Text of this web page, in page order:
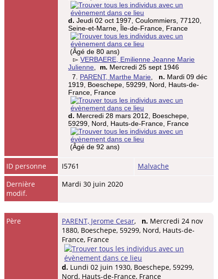
d. Jeudi 02 oct 1997, Coulommiers, 77120,
Seine-et-Marne, Île-de-France, France
(Âgé de 80 ans)
▻VERBAERE, Emilienne Jeanne Marie
Julienne
m. Mercredi 25 sept 1946
7. PARENT, Marthe Marie n. Mardi 09 déc
1919, Boeschepe, 59299, Nord, Hauts-de-
France, France
d. Mercredi 28 mars 2012, Boeschepe,
59299, Nord, Hauts-de-France, France
(Âgé de 92 ans)
ID personne I5761
Malvache
Dernière
modif.
Mardi 30 juin 2020
Père PARENT, Jerome Cesar, n. Mercredi 24 nov
1880, Boeschepe, 59299, Nord, Hauts-de-
France, France
d. Lundi 02 juin 1930, Boeschepe, 59299,
Nord, Hauts-de-France, France